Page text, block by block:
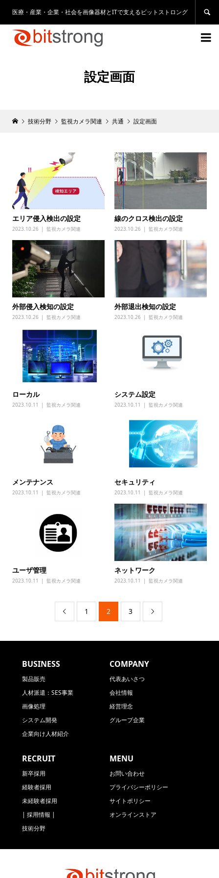
医療・産業・企業・社会を画像器材とITで支えるビットストロング 

設定画面
技術分野 監視カメラ関連 共通 設定画面
エリア侵入検出の設定
2023.10.26 監視カメラ関連
線のクロス検出の設定
2023.10.26 監視カメラ関連
外部侵入検知の設定
2023.10.26 監視カメラ関連
外部退出検知の設定
2023.10.26 監視カメラ関連
ローカル
2023.10.11 監視カメラ関連
システム設定
2023.10.11 監視カメラ関連
メンテナンス
2023.10.11 監視カメラ関連
セキュリティ
2023.10.11 監視カメラ関連
ユーザ管理
2023.10.11 監視カメラ関連
ネットワーク
2023.10.11 監視カメラ関連
 1 2 3 
BUSINESS
製品販売
人材派遣：SES事業
画像処理
システム開発
企業向け人材紹介
COMPANY
代表あいさつ
会社情報
経営理念
グループ企業
RECRUIT
新卒採用
経験者採用
未経験者採用
| 採用情報 |
技術分野
MENU
お問い合わせ
プライバシーポリシー
サイトポリシー
オンラインストア